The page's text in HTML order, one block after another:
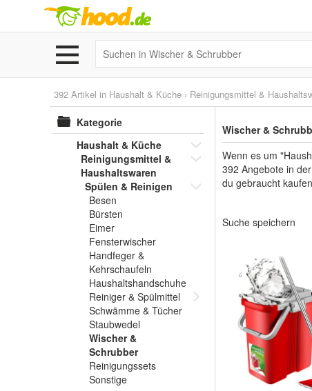
392 Artikel in Haushalt & Küche › Reinigungsmittel &
Kategorie
Haushalt & Küche
Reinigungsmittel &
Haushaltswaren
Spülen & Reinigen
Besen
Bürsten
Eimer
Fensterwischer
Handfeger &
Kehrschaufeln
Haushaltshandschuhe
Reiniger & Spülmittel
Schwämme & Tücher
Staubwedel
Wischer &
Schrubber
Reinigungssets
Sonstige
Wischer &
Wenn es um
392 Angebote in
du gebraucht
Suche speichern